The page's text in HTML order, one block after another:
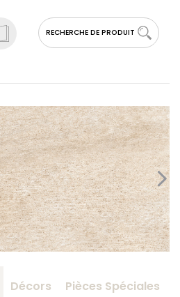
RECHERCHE DE PRODUIT
Décors Pièces Spéciales